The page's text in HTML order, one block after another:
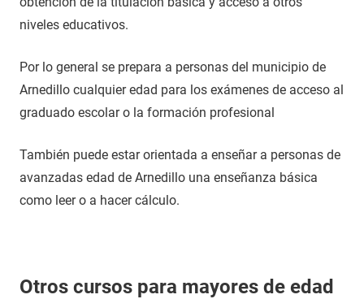
niveles educativos.
Por lo general se prepara a personas del municipio de
Arnedillo cualquier edad para los exámenes de acceso al
graduado escolar o la formación profesional
También puede estar orientada a enseñar a personas de
avanzadas edad de Arnedillo una enseñanza básica
como leer o a hacer cálculo.
Otros cursos para mayores de edad